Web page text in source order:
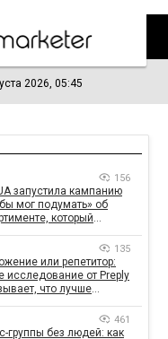
2026, 05:45
156
запустила кампанию
мог подумать» об
который
135
или репетитор:
исследование от Preply
что лучше
461
группы без людей: как